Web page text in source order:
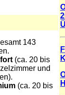
143
(ca. 20 bis
und
(ca. 20 bis